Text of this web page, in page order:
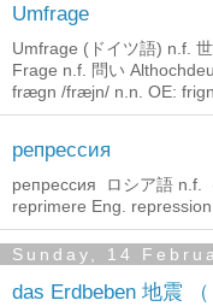
Umfrage
Umfrage (ドイツ語) n.f.
Frage n.f. 問い
frægn /fræjn/ n.n. OE:
репрессия
репрессия ロシア語 n.f.
reprimere Eng.
Sunday, 14
das Erdbeben 地震